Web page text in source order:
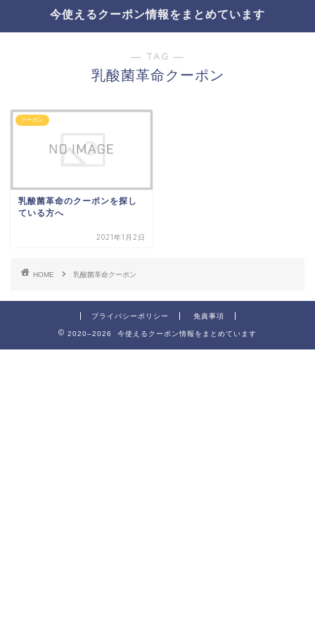
今使えるクーポン情報をまとめています
― TAG ―
乳酸菌革命クーポン
クーポン
乳酸菌革命のクーポンを探し
ている方へ
2021年1月2日
HOME 乳酸菌革命クーポン
プライバシーポリシー 免責事項
2020–2026 今使えるクーポン情報をまとめています